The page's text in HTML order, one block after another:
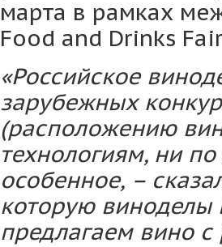
марта в рамках
Food and Drinks
«Российское
зарубежных
(расположению
технологиям, ни
особенное, –
которую
предлагаем вино